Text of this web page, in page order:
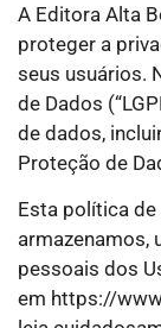
A Editora Alta
proteger a
seus usuários.
de Dados
de dados,
Proteção de
Esta política
armazenamos,
pessoais dos
em https://